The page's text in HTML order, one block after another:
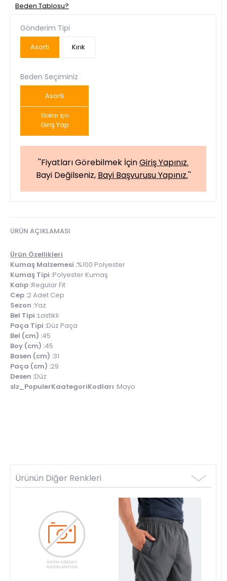
Beden Tablosu?
Gönderim Tipi
Asorti Kırık
Beden Seçiminiz
Asorti
Stoklar İçin
Giriş Yap
''Fiyatları Görebilmek İçinGiriş Yapınız.
Bayi Değilseniz, Bayi Başvurusu Yapınız.''
ÜRÜN AÇIKLAMASI
Ürün Özellikleri
Kumaş Malzemesi :%100 Polyester
Kumaş Tipi :Polyester Kumaş
Kalıp :Regular Fit
Cep :2 Adet Cep
Sezon :Yaz
Bel Tipi :Lastikli
Paça Tipi :Düz Paça
Bel (cm) :45
Boy (cm) :45
Basen (cm) :31
Paça (cm) :29
Desen :Düz
slz_PopulerKaategoriKodları :Mayo
Ürünün Diğer Renkleri